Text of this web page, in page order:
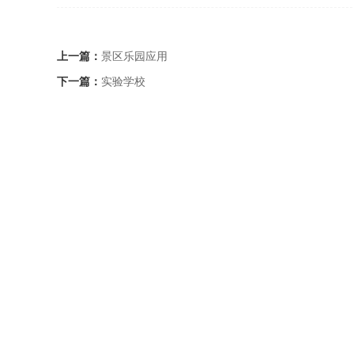
上一篇： 景区乐园应用
下一篇： 实验学校